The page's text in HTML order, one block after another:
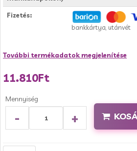
Fizetés:
bankkártya, utánvét
További termékadatok megjelenítése
11.810Ft
Mennyiség
- +